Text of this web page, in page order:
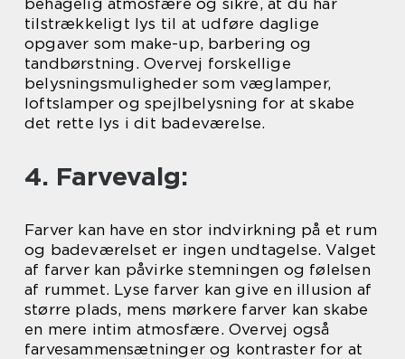
behagelig atmosfære og sikre, at du har
tilstrækkeligt lys til at udføre daglige
opgaver som make-up, barbering og
tandbørstning. Overvej forskellige
belysningsmuligheder som væglamper,
loftslamper og spejlbelysning for at skabe
det rette lys i dit badeværelse.
4. Farvevalg:
Farver kan have en stor indvirkning på et rum
og badeværelset er ingen undtagelse. Valget
af farver kan påvirke stemningen og følelsen
af rummet. Lyse farver kan give en illusion af
større plads, mens mørkere farver kan skabe
en mere intim atmosfære. Overvej også
farvesammensætninger og kontraster for at